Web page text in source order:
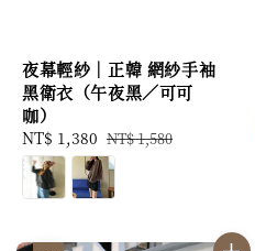
夜幕輕紗｜正韓 網紗手袖
黑衛衣（午夜黑／可可
咖）
Sale
price
NT$ 1,380 Regular
price
NT$ 1,580